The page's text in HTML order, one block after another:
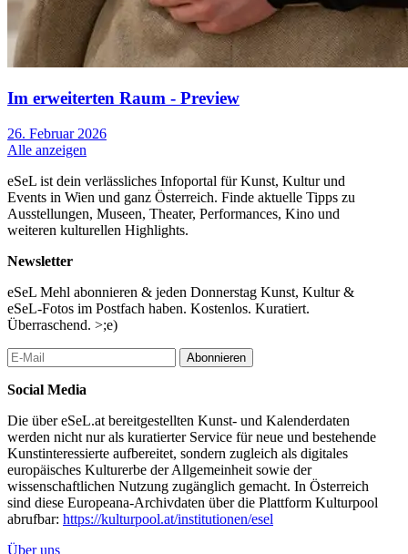
Im erweiterten Raum - Preview
26. Februar 2026
Alle anzeigen
eSeL ist dein verlässliches Infoportal für Kunst, Kultur und
Events in Wien und ganz Österreich. Finde aktuelle Tipps zu
Ausstellungen, Museen, Theater, Performances, Kino und
weiteren kulturellen Highlights.
Newsletter
eSeL Mehl abonnieren & jeden Donnerstag Kunst, Kultur &
eSeL-Fotos im Postfach haben. Kostenlos. Kuratiert.
Überraschend. >;e)
Abonnieren
Social Media
Die über eSeL.at bereitgestellten Kunst- und Kalenderdaten
werden nicht nur als kuratierter Service für neue und bestehende
Kunstinteressierte aufbereitet, sondern zugleich als digitales
europäisches Kulturerbe der Allgemeinheit sowie der
wissenschaftlichen Nutzung zugänglich gemacht. In Österreich
sind diese Europeana-Archivdaten über die Plattform Kulturpool
abrufbar: https://kulturpool.at/institutionen/esel
Über uns